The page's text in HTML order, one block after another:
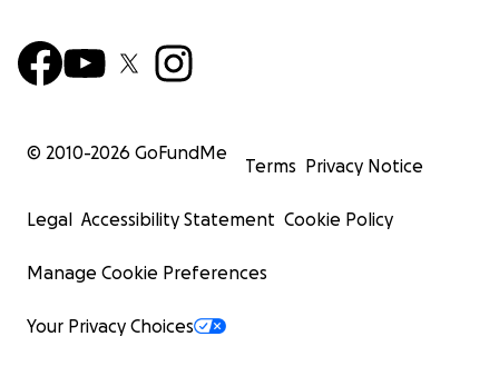
© 2010-2026 GoFundMe
Terms Privacy Notice
Legal Accessibility Statement Cookie Policy
Manage Cookie Preferences
Your Privacy Choices